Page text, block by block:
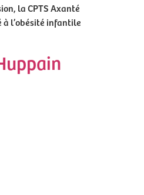
la CPTS Axanté
l’obésité infantile